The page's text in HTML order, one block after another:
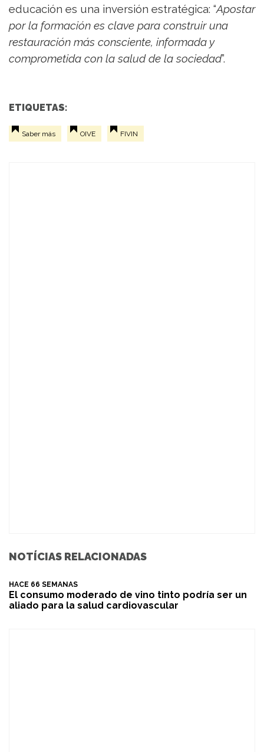
educación es una inversión estratégica: “Apostar
por la formación es clave para construir una
restauración más consciente, informada y
comprometida con la salud de la sociedad”.
ETIQUETAS:
Saber más OIVE FIVIN
NOTÍCIAS RELACIONADAS
HACE 66 SEMANAS
El consumo moderado de vino tinto podría ser un
aliado para la salud cardiovascular